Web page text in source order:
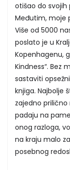
otišao do
Međutim, moje
Više od 5000
poslato je u
Kopenhagenu,
Kindness“. Bez
sastaviti
knjiga. Najbolje
zajedno
padaju na
onog razloga,
na kraju malo
posebnog